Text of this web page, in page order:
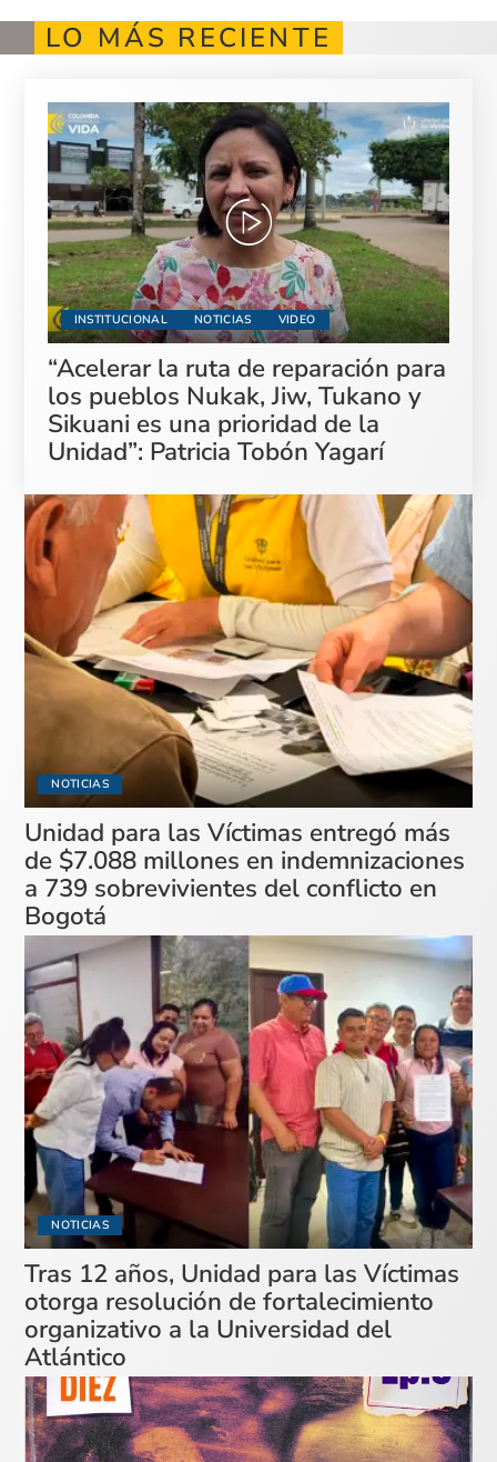
LO MÁS RECIENTE
INSTITUCIONAL NOTICIAS VIDEO
“Acelerar la ruta de reparación para
los pueblos Nukak, Jiw, Tukano y
Sikuani es una prioridad de la
Unidad”: Patricia Tobón Yagarí
NOTICIAS
Unidad para las Víctimas entregó más
de $7.088 millones en indemnizaciones
a 739 sobrevivientes del conflicto en
Bogotá
NOTICIAS
Tras 12 años, Unidad para las Víctimas
otorga resolución de fortalecimiento
organizativo a la Universidad del
Atlántico